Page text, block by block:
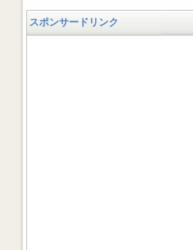
スポンサードリンク